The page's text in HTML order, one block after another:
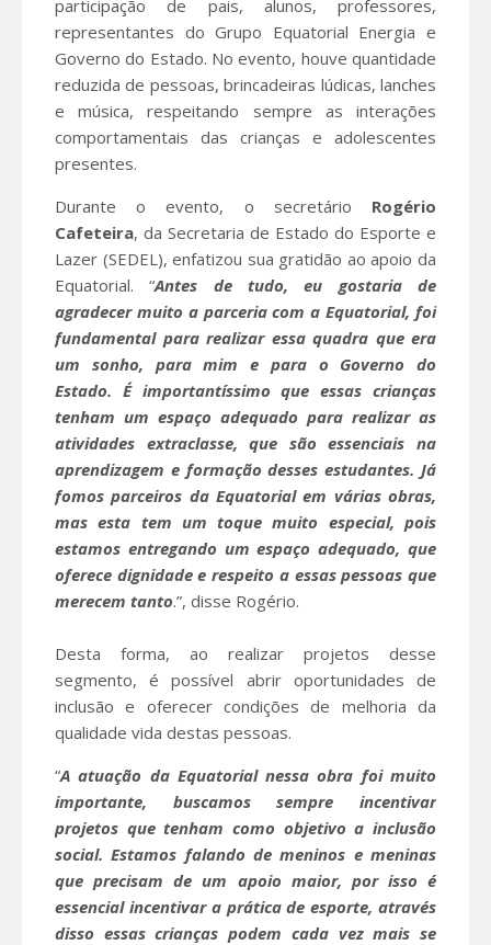
participação de pais, alunos, professores,
representantes do Grupo Equatorial Energia e
Governo do Estado. No evento, houve quantidade
reduzida de pessoas, brincadeiras lúdicas, lanches
e música, respeitando sempre as interações
comportamentais das crianças e adolescentes
presentes.
Durante o evento, o secretário Rogério
Cafeteira, da Secretaria de Estado do Esporte e
Lazer (SEDEL), enfatizou sua gratidão ao apoio da
Equatorial. “Antes de tudo, eu gostaria de
agradecer muito a parceria com a Equatorial, foi
fundamental para realizar essa quadra que era
um sonho, para mim e para o Governo do
Estado. É importantíssimo que essas crianças
tenham um espaço adequado para realizar as
atividades extraclasse, que são essenciais na
aprendizagem e formação desses estudantes. Já
fomos parceiros da Equatorial em várias obras,
mas esta tem um toque muito especial, pois
estamos entregando um espaço adequado, que
oferece dignidade e respeito a essas pessoas que
merecem tanto.”, disse Rogério.
Desta forma, ao realizar projetos desse
segmento, é possível abrir oportunidades de
inclusão e oferecer condições de melhoria da
qualidade vida destas pessoas.
“A atuação da Equatorial nessa obra foi muito
importante, buscamos sempre incentivar
projetos que tenham como objetivo a inclusão
social. Estamos falando de meninos e meninas
que precisam de um apoio maior, por isso é
essencial incentivar a prática de esporte, através
disso essas crianças podem cada vez mais se